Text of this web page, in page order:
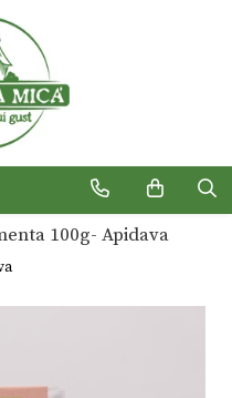
100g- Apidava